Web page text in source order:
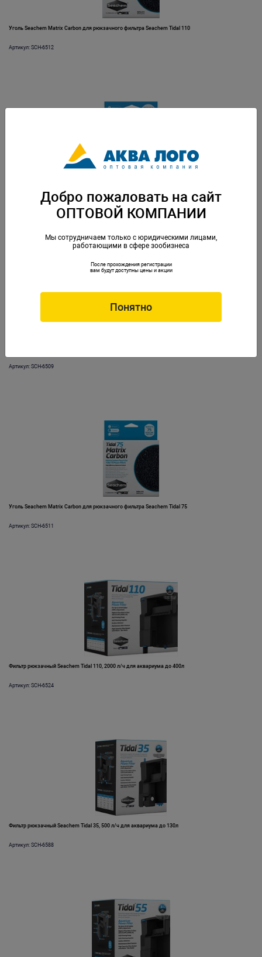
Уголь Seachem Matrix Carbon для рюкзачного фильтра Seachem Tidal 110
Артикул: SCH-6512
Артикул: SCH-6509
Уголь Seachem Matrix Carbon для рюкзачного фильтра Seachem Tidal 75
Артикул: SCH-6511
Фильтр рюкзачный Seachem Tidal 110, 2000 л/ч для аквариума до 400л
Артикул: SCH-6524
Фильтр рюкзачный Seachem Tidal 35, 500 л/ч для аквариума до 130л
Артикул: SCH-6588
Добро пожаловать на сайт
ОПТОВОЙ КОМПАНИИ
Мы сотрудничаем только с юридическими лицами,
работающими в сфере зообизнеса
После прохождения регистрации
вам будут доступны цены и акции
Понятно